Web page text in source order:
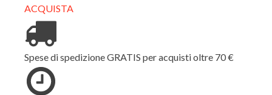
ACQUISTA
Spese di spedizione GRATIS per acquisti oltre 70 €